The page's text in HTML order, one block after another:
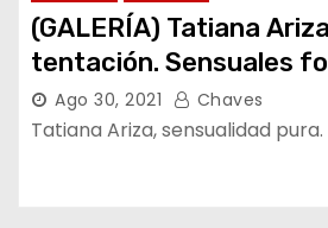
(GALERÍA) Tatiana
tentación. Sensuales
Ago 30, 2021 Chaves
Tatiana Ariza, sensualidad pura.